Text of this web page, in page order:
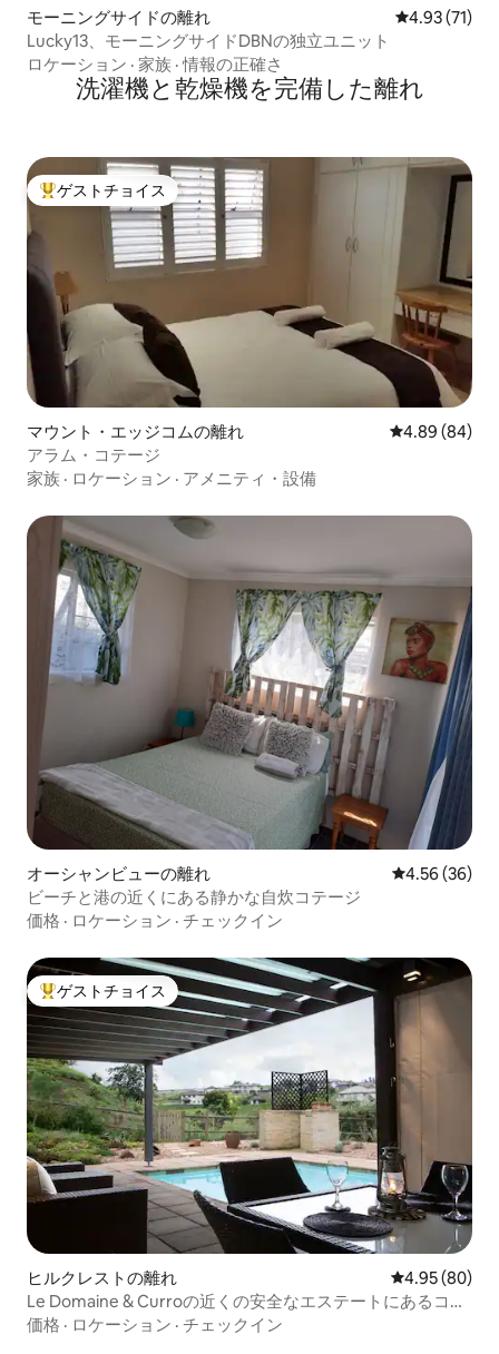
モーニングサイドの離れ レビュー71
4.93 (71)
Lucky13、モーニングサイドDBNの独立ユニット
ロケーション · 家族 ·情報の正確さ
洗濯機と乾燥機を完備した離れ
大好評のゲストチョイスです。
ゲストチョイス
マウント・エッジコムの離れ レビュー84件
4.89 (84)
アラム・コテージ
家族 · ロケーション · アメニティ・設備
オーシャンビューの離れ レビュー36
4.56 (36)
ビーチと港の近くにある静かな自炊コテージ
価格 · ロケーション · チェックイン
大好評のゲストチョイスです。
ゲストチョイス
ヒルクレストの離れ レビュー80
4.95 (80)
Le Domaine & Curroの近くの安全なエステートにあるコテ
ージ
価格 · ロケーション · チェックイン